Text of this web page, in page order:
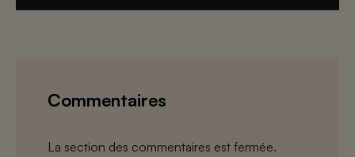
Commentaires
La section des commentaires est fermée.